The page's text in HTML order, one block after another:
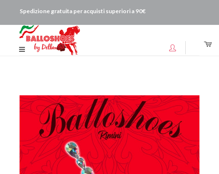
Spedizione gratuita per acquisti superiori a 90€